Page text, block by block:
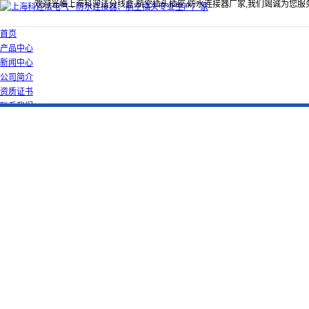
欢迎光临上海科迎法分线盒,航空插头插座,防水连接器厂家,我们竭诚为您服
首页
产品中心
新闻中心
公司简介
资质证书
联系我们